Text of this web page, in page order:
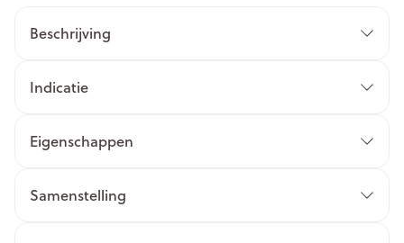
Beschrijving
Indicatie
Eigenschappen
Samenstelling